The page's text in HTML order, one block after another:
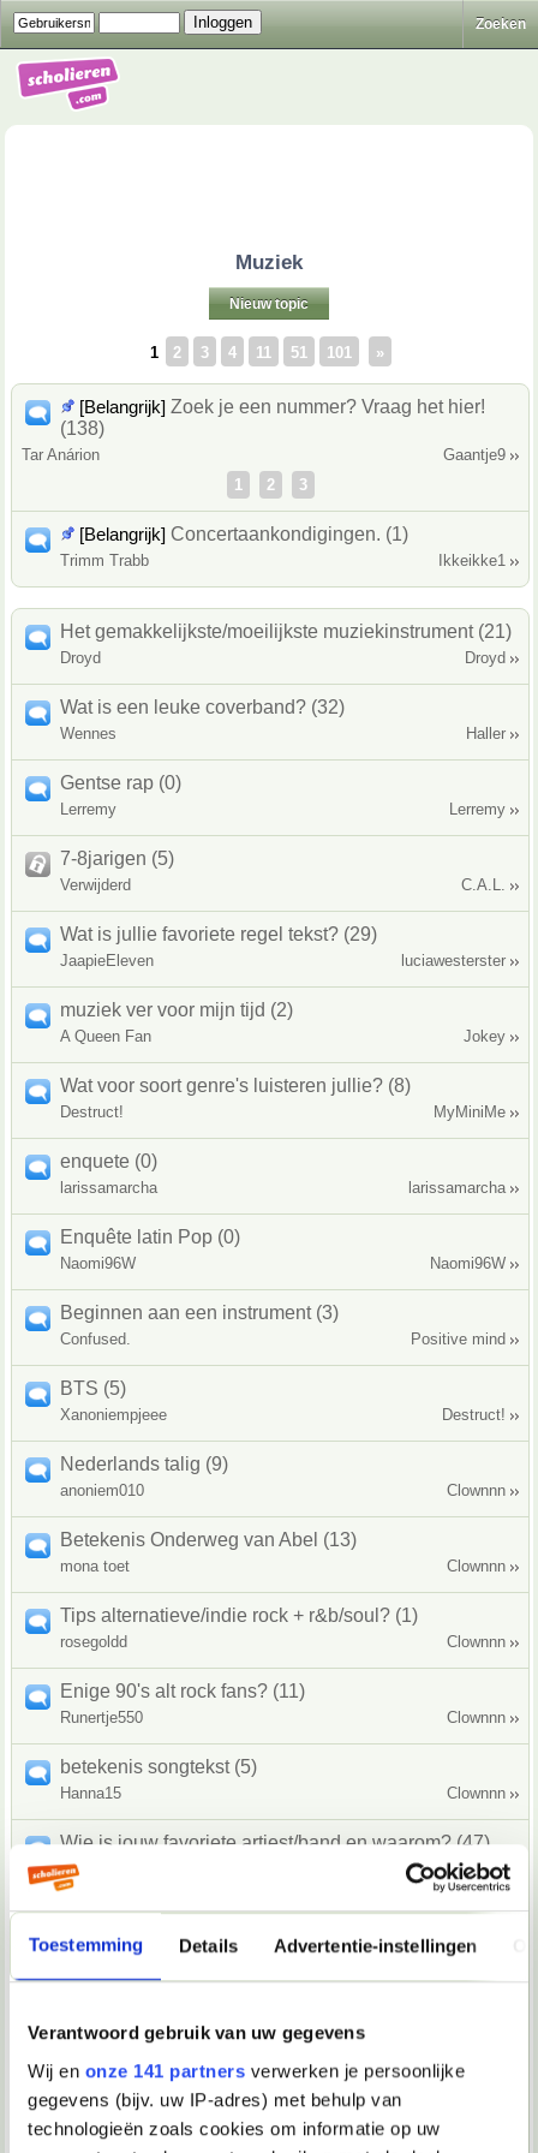
Toestemming Details Advertentie-instellingen
Verantwoord gebruik van uw gegevens
Wij en onze 141 partners verwerken je persoonlijke
gegevens (bijv. uw IP-adres) met behulp van
technologieën zoals cookies om informatie op uw
Zoeken
Muziek
Nieuw topic
1 2 3 4 11 51 101 »
[Belangrijk] Zoek je een nummer? Vraag het hier!
(138)
Tar Anárion
Gaantje9
1
2 3
[Belangrijk] Concertaankondigingen. (1)
Trimm Trabb Ikkeikke1
Het gemakkelijkste/moeilijkste muziekinstrument (21)
Droyd Droyd
Wat is een leuke coverband? (32)
Wennes Haller
Gentse rap (0)
Lerremy Lerremy
7-8jarigen (5)
Verwijderd C.A.L.
Wat is jullie favoriete regel tekst? (29)
JaapieEleven luciawesterster
muziek ver voor mijn tijd (2)
A Queen Fan Jokey
Wat voor soort genre's luisteren jullie? (8)
Destruct! MyMiniMe
enquete (0)
larissamarcha larissamarcha
Enquête latin Pop (0)
Naomi96W Naomi96W
Beginnen aan een instrument (3)
Confused. Positive mind
BTS (5)
Xanoniempjeee Destruct!
Nederlands talig (9)
anoniem010 Clownnn
Betekenis Onderweg van Abel (13)
mona toet Clownnn
Tips alternatieve/indie rock + r&b/soul? (1)
rosegoldd Clownnn
Enige 90's alt rock fans? (11)
Runertje550 Clownnn
betekenis songtekst (5)
Hanna15 Clownnn
Wie is jouw favoriete artiest/band en waarom? (47)
Sketching Clownnn
muziek producer voor musical gezocht (0)
eenmusicalfan eenmusicalfan
Martijnóvic - Oh zo fijn (4)
Martijnovic
Beginnende gitarist / bassist gezocht omgeving